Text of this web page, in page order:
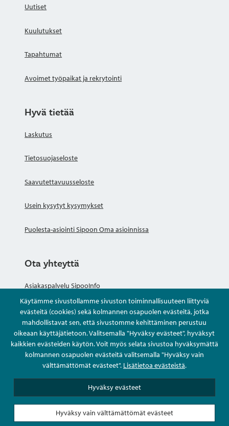
Käytämme sivustollamme sivuston toiminnallisuuteen liittyviä
evästeitä (cookies) sekä kolmannen osapuolen evästeitä, jotka
mahdollistavat sen, että sivustomme kehittäminen perustuu
oikeaan käyttäjätietoon. Valitsemalla "Hyväksy evästeet", hyväksyt
kaikkien evästeiden käytön. Voit myös selata sivustoa hyväksymättä
kolmannen osapuolen evästeitä valitsemalla "Hyväksy vain
välttämättömät evästeet". Lisätietoa evästeistä.
Hyväksy evästeet
Hyväksy vain välttämättömät evästeet
Uutiset
Kuulutukset
Tapahtumat
Avoimet työpaikat ja rekrytointi
Hyvä tietää
Laskutus
Tietosuojaseloste
Saavutettavuusseloste
Usein kysytyt kysymykset
Puolesta-asiointi Sipoon Oma asioinnissa
Ota yhteyttä
Asiakaspalvelu SipooInfo
Anna palautetta nimettömästi
Kysy tai asioi
Yhteystiedot